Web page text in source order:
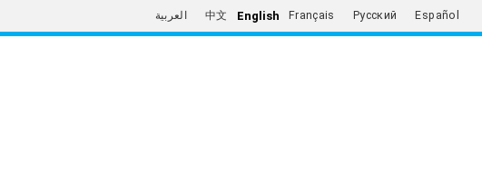
العربية 中文 English Français Русский Español